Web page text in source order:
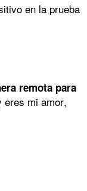
en la prueba
remota para
mi amor,